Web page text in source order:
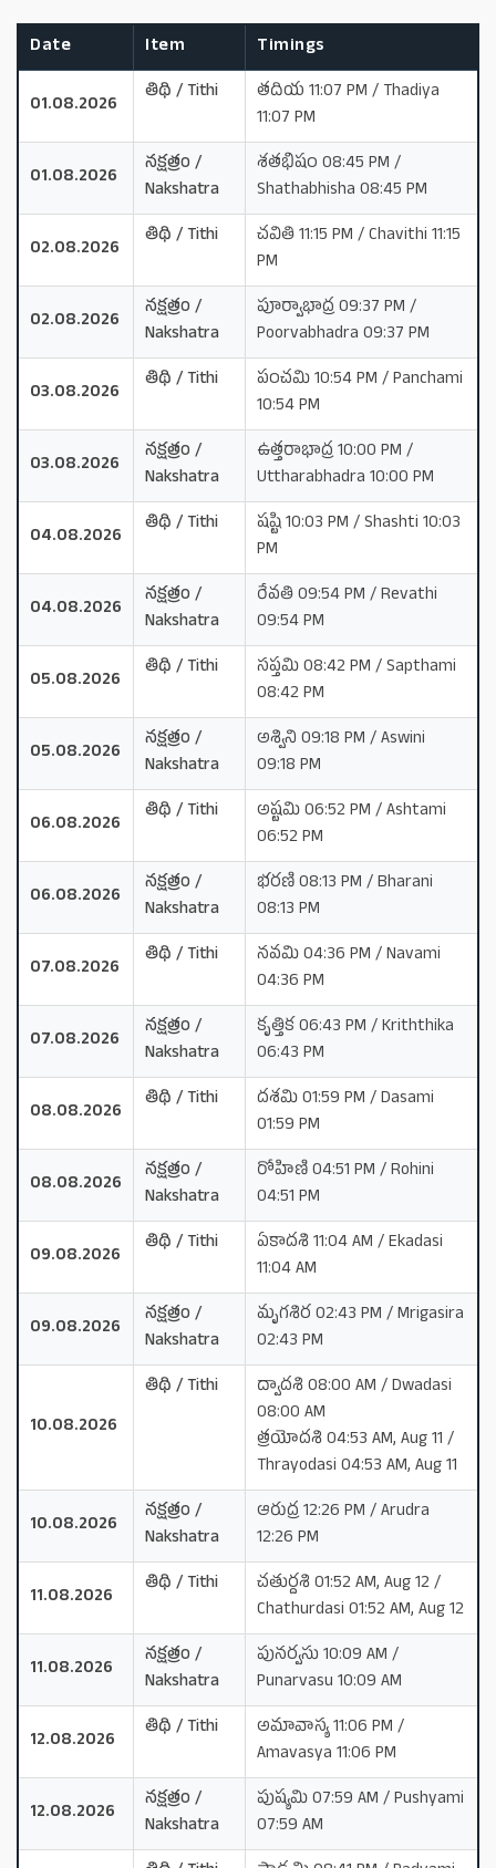
Date Item Timings
01.08.2026
తిథి / Tithi
తదియ 11:07 PM / Thadiya
11:07 PM
01.08.2026
నక్షత్రం /
Nakshatra
శతభిషం 08:45 PM /
Shathabhisha 08:45 PM
02.08.2026
తిథి / Tithi
చవితి 11:15 PM / Chavithi 11:15
PM
02.08.2026
నక్షత్రం /
Nakshatra
పూర్వాభాద్ర 09:37 PM /
Poorvabhadra 09:37 PM
03.08.2026
తిథి / Tithi
పంచమి 10:54 PM / Panchami
10:54 PM
03.08.2026
నక్షత్రం /
Nakshatra
ఉత్తరాభాద్ర 10:00 PM /
Uttharabhadra 10:00 PM
04.08.2026
తిథి / Tithi
షష్టి 10:03 PM / Shashti 10:03
PM
04.08.2026
నక్షత్రం /
Nakshatra
రేవతి 09:54 PM / Revathi
09:54 PM
05.08.2026
తిథి / Tithi
సప్తమి 08:42 PM / Sapthami
08:42 PM
05.08.2026
నక్షత్రం /
Nakshatra
అశ్విని 09:18 PM / Aswini
09:18 PM
06.08.2026
తిథి / Tithi
అష్టమి 06:52 PM / Ashtami
06:52 PM
06.08.2026
నక్షత్రం /
Nakshatra
భరణి 08:13 PM / Bharani
08:13 PM
07.08.2026
తిథి / Tithi
నవమి 04:36 PM / Navami
04:36 PM
07.08.2026
నక్షత్రం /
Nakshatra
కృత్తిక 06:43 PM / Kriththika
06:43 PM
08.08.2026
తిథి / Tithi
దశమి 01:59 PM / Dasami
01:59 PM
08.08.2026
నక్షత్రం /
Nakshatra
రోహిణి 04:51 PM / Rohini
04:51 PM
09.08.2026
తిథి / Tithi
ఏకాదశి 11:04 AM / Ekadasi
11:04 AM
09.08.2026
నక్షత్రం /
Nakshatra
మృగశిర 02:43 PM / Mrigasira
02:43 PM
10.08.2026
తిథి / Tithi
ద్వాదశి 08:00 AM / Dwadasi
08:00 AM
త్రయోదశి 04:53 AM, Aug 11 /
Thrayodasi 04:53 AM, Aug 11
10.08.2026
నక్షత్రం /
Nakshatra
ఆరుద్ర 12:26 PM / Arudra
12:26 PM
11.08.2026
తిథి / Tithi
చతుర్దశి 01:52 AM, Aug 12 /
Chathurdasi 01:52 AM, Aug 12
11.08.2026
నక్షత్రం /
Nakshatra
పునర్వసు 10:09 AM /
Punarvasu 10:09 AM
12.08.2026
తిథి / Tithi
అమావాస్య 11:06 PM /
Amavasya 11:06 PM
12.08.2026
నక్షత్రం /
Nakshatra
పుష్యమి 07:59 AM / Pushyami
07:59 AM